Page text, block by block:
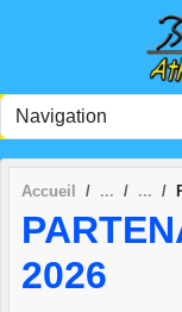
Accueil
2026
Panneau de gestion